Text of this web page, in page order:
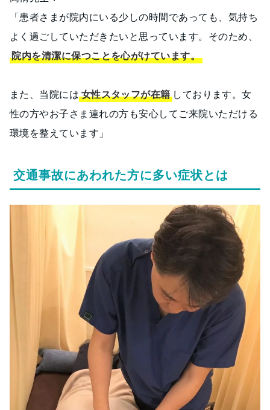
「患者さまが院内にいる少しの時間であっても、気持ち
よく過ごしていただきたいと思っています。そのため、
院内を清潔に保つことを心がけています。
また、当院には女性スタッフが在籍 しております。女
性の方やお子さま連れの方も安心してご来院いただける
環境を整えています」
交通事故にあわれた方に多い症状とは